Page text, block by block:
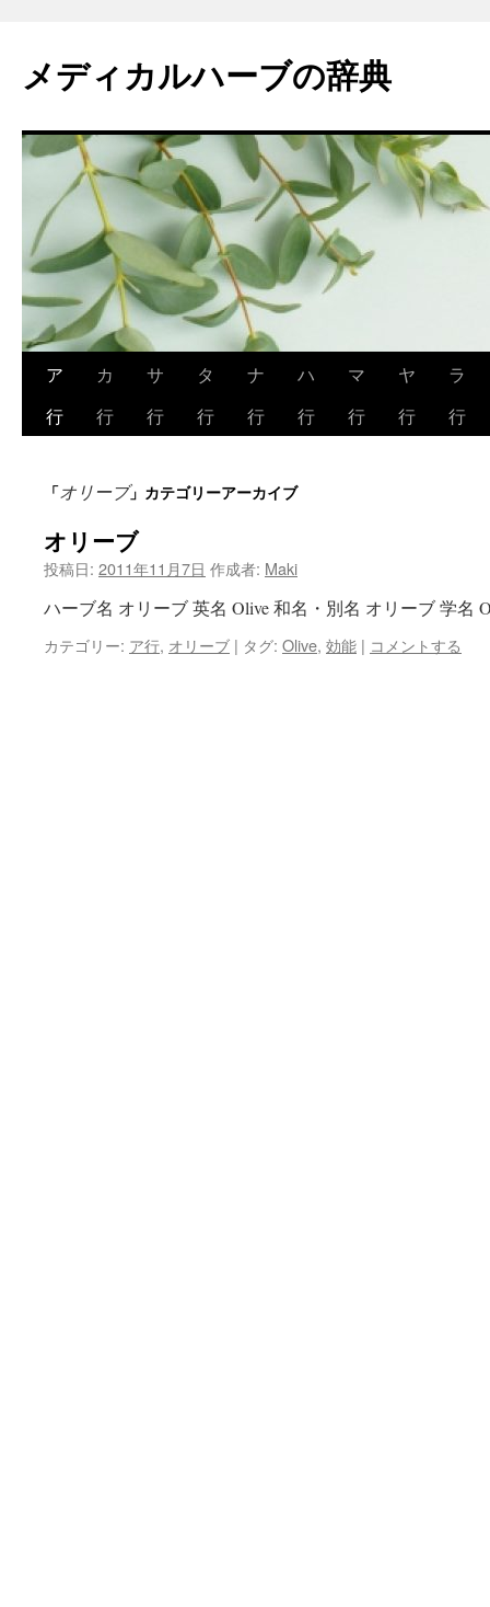
メディカルハーブの辞典
ン
ツ
へ
ス
ア
行
カ
行
サ
行
タ
行
ナ
行
ハ
行
マ
行
ヤ
行
ラ
行
「オリーブ」カテゴリーアーカイブ
オリーブ
投稿日: 2011年11月7日 作成者: Maki
ハーブ名 オリーブ 英名 Olive 和名・別名 オリーブ 学名
カテゴリー: ア行, オリーブ | タグ: Olive, 効能 | コメントする